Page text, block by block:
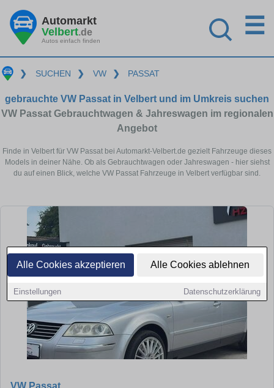
Alle Cookies akzeptieren Alle Cookies ablehnen
Einstellungen Datenschutzerklärung
Automarkt
Velbert.de
Autos einfach finden
☰
❯ SUCHEN ❯ VW ❯ PASSAT
gebrauchte VW Passat in Velbert und im Umkreis suchen
VW Passat Gebrauchtwagen & Jahreswagen im regionalen
Angebot
Finde in Velbert für VW Passat bei Automarkt-Velbert.de gezielt Fahrzeuge dieses
Models in deiner Nähe. Ob als Gebrauchtwagen oder Jahreswagen - hier siehst
du auf einen Blick, welche VW Passat Fahrzeuge in Velbert verfügbar sind.
VW Passat